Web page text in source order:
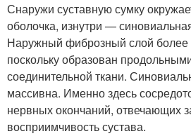
Снаружи суставную сумку
оболочка, изнутри —
Наружный фиброзный слой более
поскольку образован
соединительной ткани.
массивна. Именно здесь
нервных окончаний, отвечающих
восприимчивость сустава.